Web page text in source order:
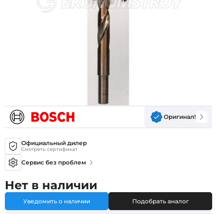
Оригинал!
Официальный дилер
Смотреть сертификат
Сервис без проблем
Нет в наличии
Уведомить о наличии Подобрать аналог